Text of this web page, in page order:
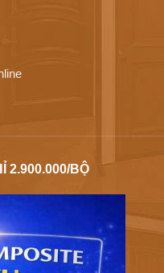
2.900.000/BỘ